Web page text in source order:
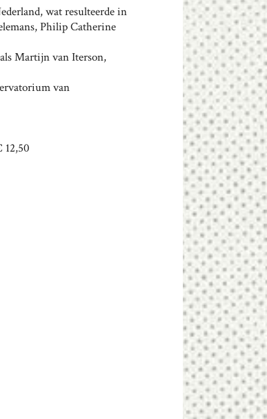
wat resulteerde in
Philip Catherine
Martijn van Iterson,
van
12,50